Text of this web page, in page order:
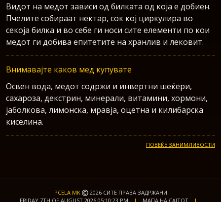
Видот на медот зависи од билката од која е добиен.
Пчелите собираат нектар, сок кој циркулира во
секоја билка и во себе ги носи сите елементи по кои
медот ги добива епитетите на хранлив и лековит.
Внимавајте каков мед купувате
Освен вода, медот содржи и инвертни шеќери,
сахароза, декстрин, минерали, витамини, хормони,
јаболкова, лимонска, мравја, оцетна и килибарска
киселина.
ПОВЕЌЕ ЗАНИМЛИВОСТИ
PCELA MK
2026 СИТЕ ПРАВА ЗАДРЖАНИ
FRIDAY 7TH OF AUGUST 2026 05:10:23 PM
| МАПА НА САЈТОТ |